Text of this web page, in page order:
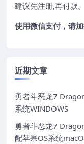
建议先注册,再付款。
使用微信支付，请
近期文章
勇者斗恶龙7
系统WINDOWS
勇者斗恶龙7
配苹果OS系统